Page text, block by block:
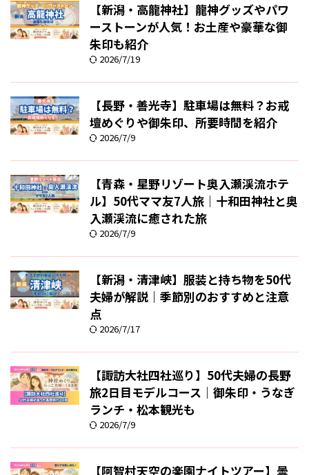
【新潟・高龍神社】龍神グッズやパワ
ーストーンが人気！お土産や豪華な御
朱印も紹介
2026/7/19
【長野・善光寺】駐車場は無料？お戒
壇めぐりや御朱印、所要時間を紹介
2026/7/9
【青森・星野リゾート奥入瀬渓流ホテ
ル】50代ママ友7人旅｜十和田神社と奥
入瀬渓流に癒された旅
2026/7/9
【新潟・清津峡】服装と持ち物を50代
夫婦が解説｜季節別のおすすめと注意
点
2026/7/17
【諏訪大社四社巡り】50代夫婦の長野
旅2日目モデルコース｜御朱印・うなぎ
ランチ・松本観光も
2026/7/9
【阿智村天空の楽園ナイトツアー】曇